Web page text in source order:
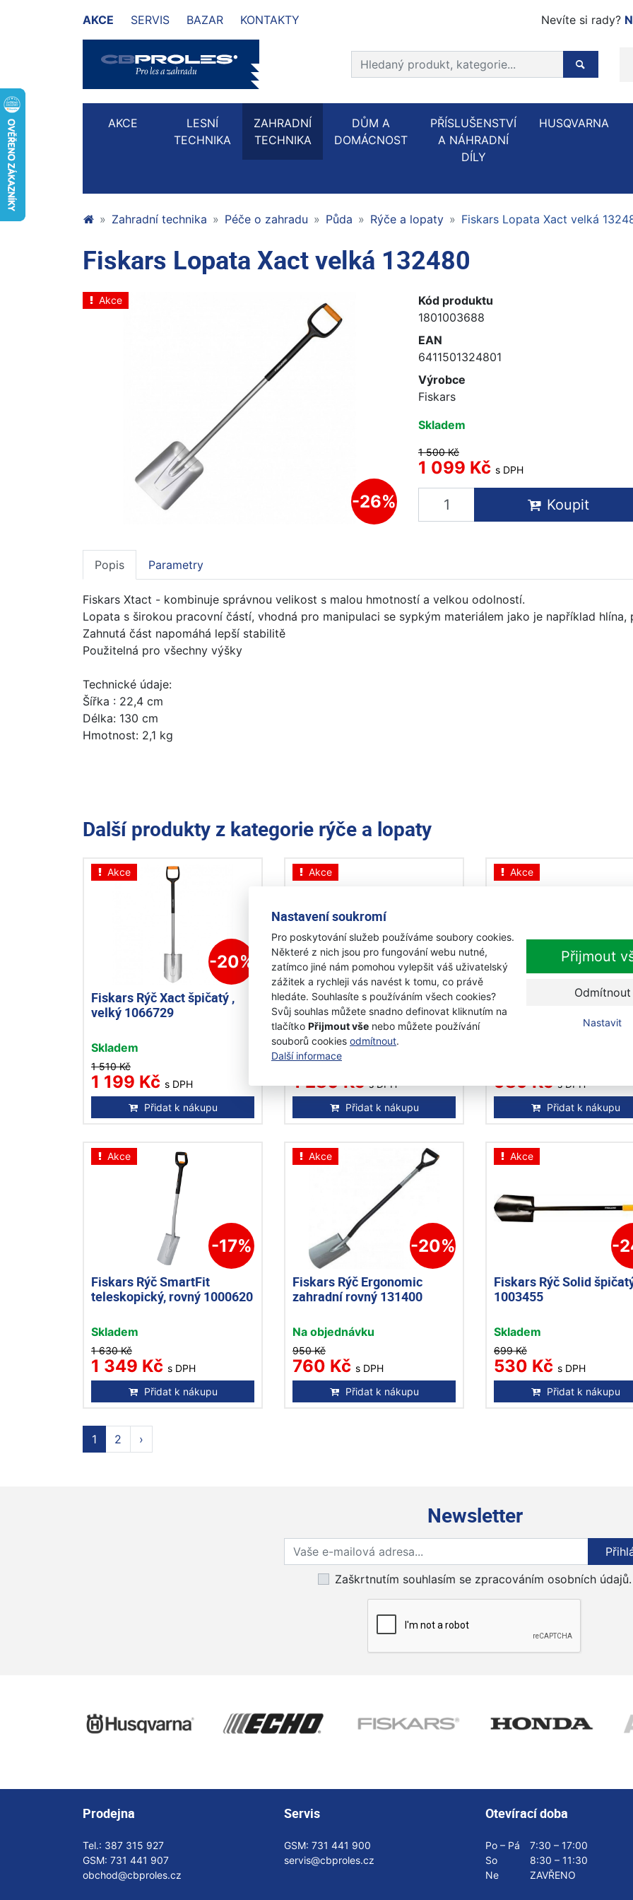
Nastavení soukromí
Pro poskytování služeb používáme soubory cookies.
Některé z nich jsou pro fungování webu nutné,
zatímco jiné nám pomohou vylepšit váš uživatelský
zážitek a rychleji vás navést k tomu, co právě
hledáte. Souhlasíte s používáním všech cookies?
Svůj souhlas můžete snadno definovat kliknutím na
tlačítko Přijmout vše nebo můžete používání
souborů cookies odmítnout.
Další informace
Přijmout
Odmítnout
Nastavit
AKCE SERVIS BAZAR KONTAKTY Nevíte si rady?
Prohledat web
Hledaný
AKCE
LESNÍ
TECHNIKA
ZAHRADNÍ
TECHNIKA
DŮM A
DOMÁCNOST
PŘÍSLUŠENSTVÍ
A NÁHRADNÍ
DÍLY
HUSQVARNA
Zahradní technika Péče o zahradu Půda Rýče a lopaty Fiskars Lopata Xact velká
Fiskars Lopata Xact velká 132480
Akce
-26%
Kód produktu
1801003688
EAN
6411501324801
Výrobce
Fiskars
Skladem
1 500 Kč
1 099 Kč s DPH
Koupit
Popis Parametry
Fiskars Xtact - kombinuje správnou velikost s malou hmotností a velkou odolností.
Lopata s širokou pracovní částí, vhodná pro manipulaci se sypkým materiálem jako je například hlína,
Zahnutá část napomáhá lepší stabilitě
Použitelná pro všechny výšky
Technické údaje:
Šířka : 22,4 cm
Délka: 130 cm
Hmotnost: 2,1 kg
Další produkty z kategorie rýče a lopaty
Akce
-20%
Fiskars Rýč Xact špičatý ,
velký 1066729
Skladem
1 510 Kč
1 199 Kč s DPH
Přidat k nákupu
Akce
-14%
Fiskars Rýč Xact rovný,
velký 131481
Skladem
1 280 Kč s DPH
Přidat k nákupu
Akce
-
Fiskars Rýč Xact rovný,
střední 131480
989 Kč s DPH
Přidat k nákupu
Akce
-17%
Fiskars Rýč SmartFit
teleskopický, rovný 1000620
Skladem
1 630 Kč
1 349 Kč s DPH
Přidat k nákupu
Akce
-20%
Fiskars Rýč Ergonomic
zahradní rovný 131400
Na objednávku
950 Kč
760 Kč s DPH
Přidat k nákupu
Akce
-
Fiskars Rýč Solid
1003455
Skladem
699 Kč
530 Kč s DPH
Přidat k nákupu
1 2 ›
Newsletter
Přihlaste se k odběru novinek
Zaškrtnutím souhlasím se zpracováním osobních údajů.
Prodejna
Tel.: 387 315 927
GSM: 731 441 907
obchod@cbproles.cz
Servis
GSM: 731 441 900
servis@cbproles.cz
Otevírací doba
Po – Pá
7:30 – 17:00
So
8:30 – 11:30
Ne
ZAVŘENO